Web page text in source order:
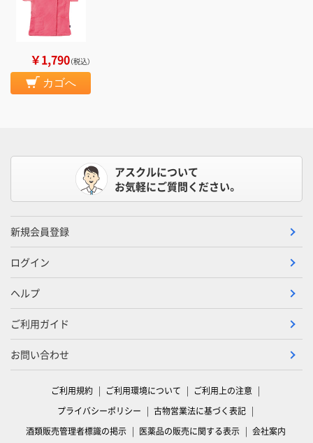
￥1,790（税込）
カゴへ
アスクルについて
お気軽にご質問ください。
新規会員登録
ログイン
ヘルプ
ご利用ガイド
お問い合わせ
ご利用規約 ご利用環境について
ご利用上の注意
プライバシーポリシー
古物営業法に基づく表記
酒類販売管理者標識の掲示
医薬品の販売に関する表示 会社案内